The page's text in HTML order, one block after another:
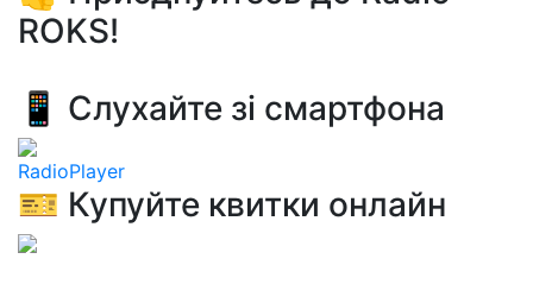
ROKS!
📱 Слухайте зі смартфона
RadioPlayer
🎫 Купуйте квитки онлайн